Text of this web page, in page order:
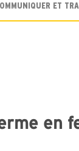
ET
en